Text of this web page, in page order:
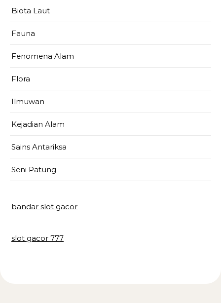
Biota Laut
Fauna
Fenomena Alam
Flora
Ilmuwan
Kejadian Alam
Sains Antariksa
Seni Patung
bandar slot gacor
slot gacor 777